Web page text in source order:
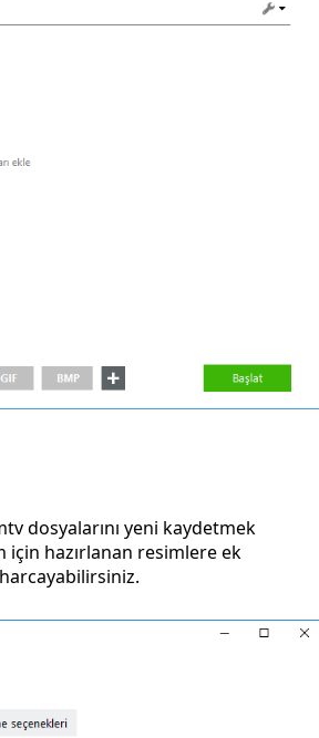
dosyalarını yeni kaydetmek
için hazırlanan resimlere ek